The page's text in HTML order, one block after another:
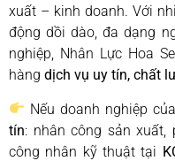
xuất – kinh doanh. Với
động dồi dào, đa dạng
nghiệp, Nhân Lực Hoa
hàng dịch vụ uy tín, chất
Nếu doanh nghiệp
tín: nhân công sản xuất,
công nhân kỹ thuật tại